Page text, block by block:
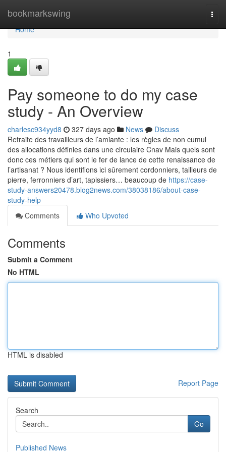
bookmarkswing
Home
Home
1
Pay someone to do my case
study - An Overview
charlesc934yyd8 327 days ago News
Discuss
Retraite des travailleurs de l’amiante : les règles de non cumul
des allocations définies dans une circulaire Cnav Mais quels sont
donc ces métiers qui sont le fer de lance de cette renaissance de
l’artisanat ? Nous identifions ici sûrement cordonniers, tailleurs de
pierre, ferronniers d’art, tapissiers… beaucoup de https://case-
study-answers20478.blog2news.com/38038186/about-case-
study-help
Comments
Who Upvoted
Comments
Submit a Comment
No HTML
HTML is disabled
Report Page
Search
Go
Published News